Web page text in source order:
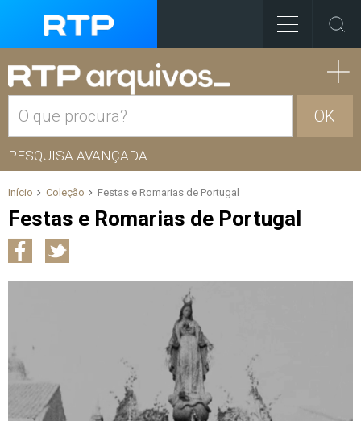
OK
PESQUISA AVANÇADA
Início Coleção Festas e Romarias de Portugal
Festas e Romarias de Portugal